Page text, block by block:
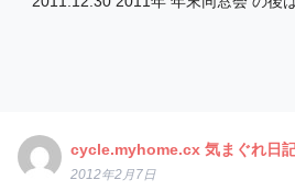
cycle.myhome.cx 気まぐれ日
2012年2月7日